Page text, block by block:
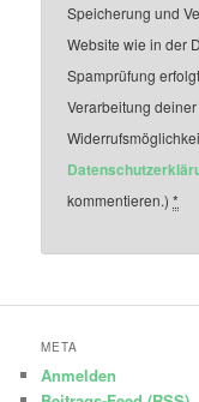
Speicherung und
Website wie in der
Spamprüfung
Verarbeitung
kommentieren.)*
META
Anmelden